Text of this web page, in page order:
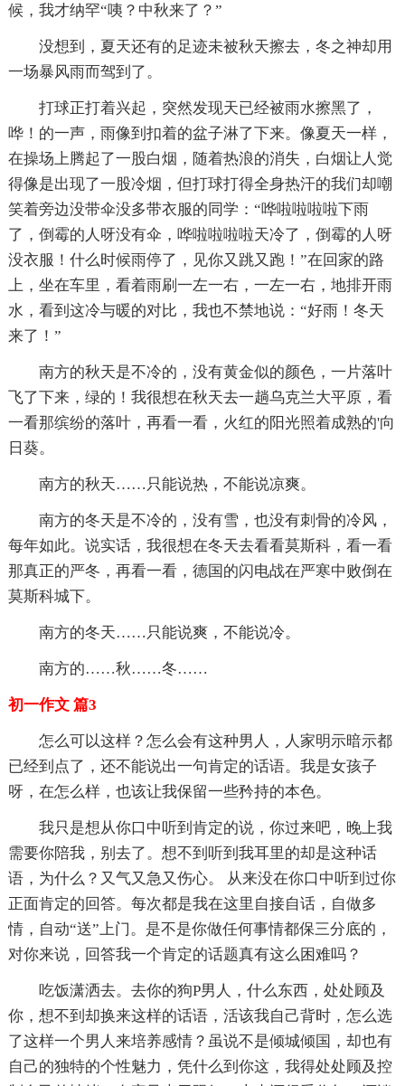
候，我才纳罕“咦？中秋来了？”
没想到，夏天还有的足迹未被秋天擦去，冬之神却用
一场暴风雨而驾到了。
打球正打着兴起，突然发现天已经被雨水擦黑了，
哗！的一声，雨像到扣着的盆子淋了下来。像夏天一样，
在操场上腾起了一股白烟，随着热浪的消失，白烟让人觉
得像是出现了一股冷烟，但打球打得全身热汗的我们却嘲
笑着旁边没带伞没多带衣服的同学：“哗啦啦啦啦下雨
了，倒霉的人呀没有伞，哗啦啦啦啦天冷了，倒霉的人呀
没衣服！什么时候雨停了，见你又跳又跑！”在回家的路
上，坐在车里，看着雨刷一左一右，一左一右，地排开雨
水，看到这冷与暖的对比，我也不禁地说：“好雨！冬天
来了！”
南方的秋天是不冷的，没有黄金似的颜色，一片落叶
飞了下来，绿的！我很想在秋天去一趟乌克兰大平原，看
一看那缤纷的落叶，再看一看，火红的阳光照着成熟的'向
日葵。
南方的秋天……只能说热，不能说凉爽。
南方的冬天是不冷的，没有雪，也没有刺骨的冷风，
每年如此。说实话，我很想在冬天去看看莫斯科，看一看
那真正的严冬，再看一看，德国的闪电战在严寒中败倒在
莫斯科城下。
南方的冬天……只能说爽，不能说冷。
南方的……秋……冬……
初一作文 篇3
怎么可以这样？怎么会有这种男人，人家明示暗示都
已经到点了，还不能说出一句肯定的话语。我是女孩子
呀，在怎么样，也该让我保留一些矜持的本色。
我只是想从你口中听到肯定的说，你过来吧，晚上我
需要你陪我，别去了。想不到听到我耳里的却是这种话
语，为什么？又气又急又伤心。 从来没在你口中听到过你
正面肯定的回答。每次都是我在这里自接自话，自做多
情，自动“送”上门。是不是你做任何事情都保三分底的，
对你来说，回答我一个肯定的话题真有这么困难吗？
吃饭潇洒去。去你的狗P男人，什么东西，处处顾及
你，想不到却换来这样的话语，活该我自己背时，怎么选
了这样一个男人来培养感情？虽说不是倾城倾国，却也有
自己的独特的个性魅力，凭什么到你这，我得处处顾及控